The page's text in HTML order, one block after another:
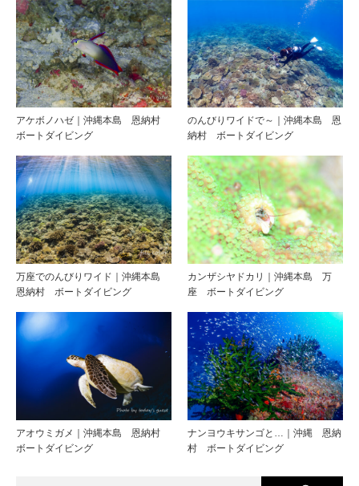
アケボノハゼ｜沖縄本島 恩納村
ボートダイビング
のんびりワイドで～｜沖縄本島 恩
納村 ボートダイビング
万座でのんびりワイド｜沖縄本島
恩納村 ボートダイビング
カンザシヤドカリ｜沖縄本島 万
座 ボートダイビング
アオウミガメ｜沖縄本島 恩納村
ボートダイビング
ナンヨウキサンゴと…｜沖縄 恩納
村 ボートダイビング